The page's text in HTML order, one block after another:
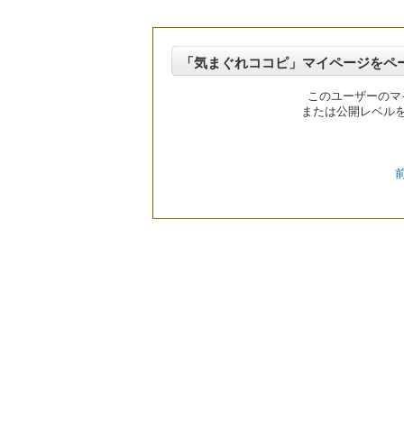
「気まぐれココピ」マイページを
このユーザーの
または公開レベル